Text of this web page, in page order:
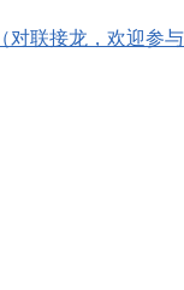
对联接龙，欢迎参